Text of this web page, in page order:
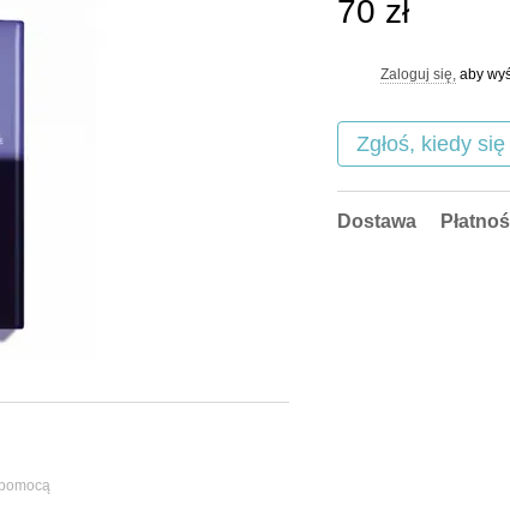
70 zł
Zaloguj się, aby
Zgłoś, kiedy
Dostawa